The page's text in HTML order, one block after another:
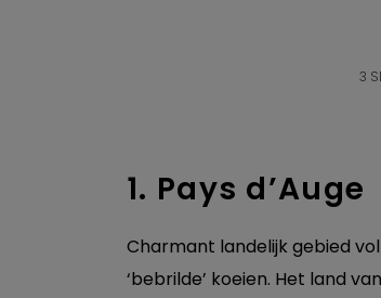
3
1. Pays d’Auge
Charmant landelijk gebied
‘bebrilde’ koeien. Het land